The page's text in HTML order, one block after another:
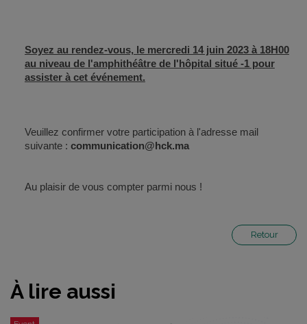
Soyez au rendez-vous, le mercredi 14 juin 2023 à 18H00
au niveau de l'amphithéâtre de l'hôpital situé -1 pour
assister à cet événement.
Veuillez confirmer votre participation à l'adresse mail
suivante : communication@hck.ma
Au plaisir de vous compter parmi nous !
Retour
À lire aussi